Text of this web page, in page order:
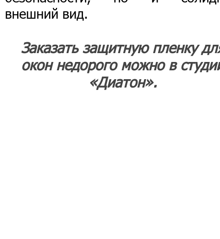
внешний вид.
Заказать защитную пленку
окон недорого можно в
«Диатон».